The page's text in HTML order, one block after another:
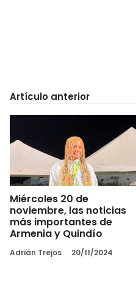
Artículo anterior
Miércoles 20 de
noviembre, las noticias
más importantes de
Armenia y Quindío
Adrián Trejos 20/11/2024